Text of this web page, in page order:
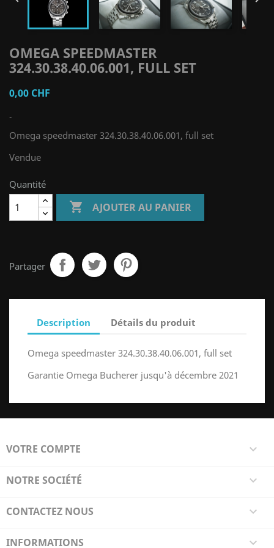
OMEGA SPEEDMASTER
324.30.38.40.06.001, FULL SET
0,00 CHF
-
Omega speedmaster 324.30.38.40.06.001, full set
Vendue
Quantité
 AJOUTER AU PANIER
Partager
Description Détails du produit
Omega speedmaster 324.30.38.40.06.001, full set
Garantie Omega Bucherer jusqu'à décembre 2021
VOTRE COMPTE 
NOTRE SOCIÉTÉ 
CONTACTEZ NOUS 
INFORMATIONS 